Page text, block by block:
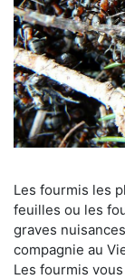
Les fourmis les
feuilles ou les
graves
compagnie au
Les fourmis